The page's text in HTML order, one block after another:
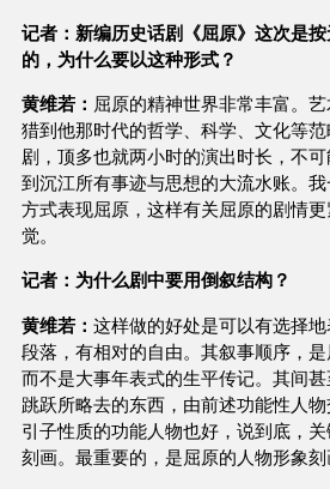
记者：新编历史话剧《屈原》这次是
的，为什么要以这种形式？
黄维若： 屈原的精神世界非常丰富。
猎到他那时代的哲学、科学、文化等
剧，顶多也就两小时的演出时长，不
到沉江所有事迹与思想的大流水账。
方式表现屈原，这样有关屈原的剧情
觉。
记者：为什么剧中要用倒叙结构？
黄维若： 这样做的好处是可以有选择
段落，有相对的自由。其叙事顺序，是
而不是大事年表式的生平传记。其间
跳跃所略去的东西，由前述功能性人物
引子性质的功能人物也好，说到底，
刻画。最重要的，是屈原的人物形象刻